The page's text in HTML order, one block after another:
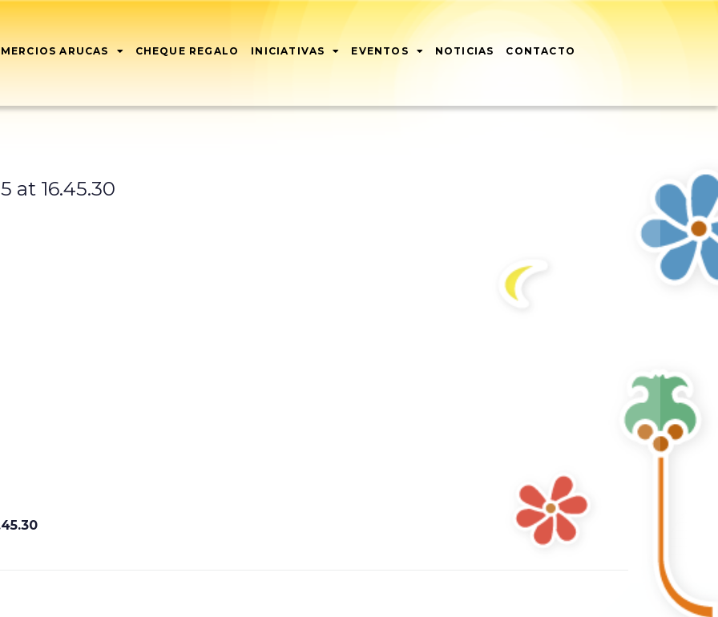
ARUCAS CHEQUE REGALO INICIATIVAS EVENTOS NOTICIAS CONTACTO
at 16.45.30